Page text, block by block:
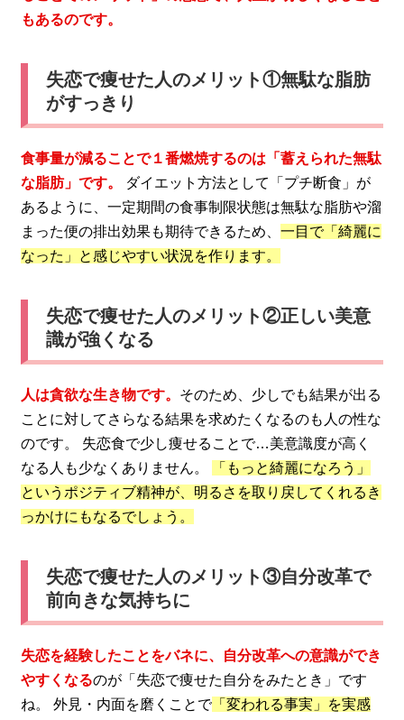
もあるのです。
失恋で痩せた人のメリット①無駄な脂肪
がすっきり
食事量が減ることで１番燃焼するのは「蓄えられた無駄
な脂肪」です。
ダイエット方法として「プチ断食」が
あるように、一定期間の食事制限状態は無駄な脂肪や溜
まった便の排出効果も期待できるため、一目で「綺麗に
なった」と感じやすい状況を作ります。
失恋で痩せた人のメリット②正しい美意
識が強くなる
人は貪欲な生き物です。 そのため、少しでも結果が出る
ことに対してさらなる結果を求めたくなるのも人の性な
のです。 失恋食で少し痩せることで…美意識度が高く
なる人も少なくありません。
「もっと綺麗になろう」
というポジティブ精神が、明るさを取り戻してくれるき
っかけにもなるでしょう。
失恋で痩せた人のメリット③自分改革で
前向きな気持ちに
失恋を経験したことをバネに、自分改革への意識ができ
やすくなるのが「失恋で痩せた自分をみたとき」です
ね。 外見・内面を磨くことで 「変われる事実」を実感